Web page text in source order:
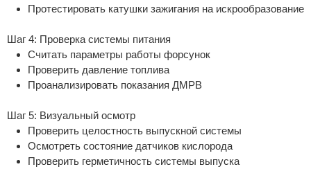
Протестировать катушки зажигания на искрообразование
Шаг 4: Проверка системы питания
Считать параметры работы форсунок
Проверить давление топлива
Проанализировать показания ДМРВ
Шаг 5: Визуальный осмотр
Проверить целостность выпускной системы
Осмотреть состояние датчиков кислорода
Проверить герметичность системы выпуска